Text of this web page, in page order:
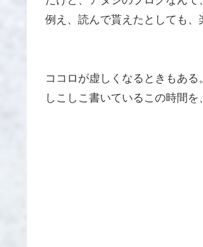
例え、読んで貰えたとしても、
ココロが虚しくなるときもある。
しこしこ書いているこの時間